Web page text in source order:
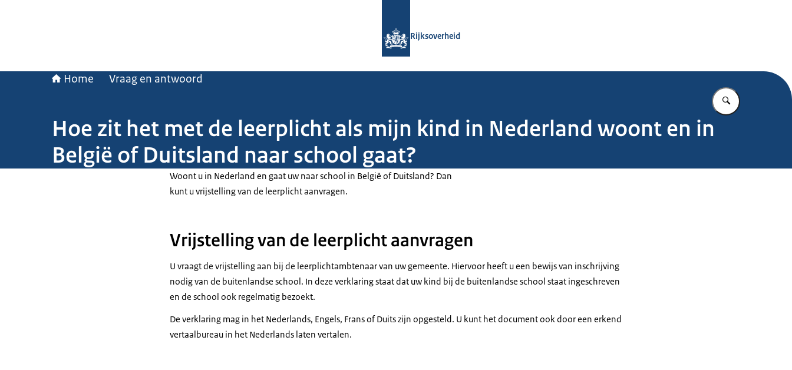
Rijksoverheid
Home Vraag en antwoord
Vul in wat u
Hoe zit het met de leerplicht als mijn kind in Nederland woont en in
België of Duitsland naar school gaat?
Woont u in Nederland en gaat uw naar school in België of Duitsland? Dan
kunt u vrijstelling van de leerplicht aanvragen.
Vrijstelling van de leerplicht aanvragen
U vraagt de vrijstelling aan bij de leerplichtambtenaar van uw gemeente. Hiervoor heeft u een bewijs van inschrijving
nodig van de buitenlandse school. In deze verklaring staat dat uw kind bij de buitenlandse school staat ingeschreven
en de school ook regelmatig bezoekt.
De verklaring mag in het Nederlands, Engels, Frans of Duits zijn opgesteld. U kunt het document ook door een erkend
vertaalbureau in het Nederlands laten vertalen.